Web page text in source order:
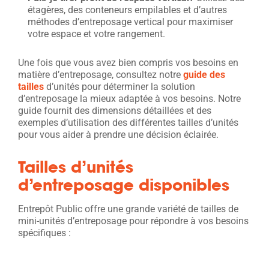
étagères, des conteneurs empilables et d’autres
méthodes d’entreposage vertical pour maximiser
votre espace et votre rangement.
Une fois que vous avez bien compris vos besoins en
matière d’entreposage, consultez notre guide des
tailles d’unités pour déterminer la solution
d’entreposage la mieux adaptée à vos besoins. Notre
guide fournit des dimensions détaillées et des
exemples d’utilisation des différentes tailles d’unités
pour vous aider à prendre une décision éclairée.
Tailles d’unités
d’entreposage disponibles
Entrepôt Public offre une grande variété de tailles de
mini-unités d’entreposage pour répondre à vos besoins
spécifiques :